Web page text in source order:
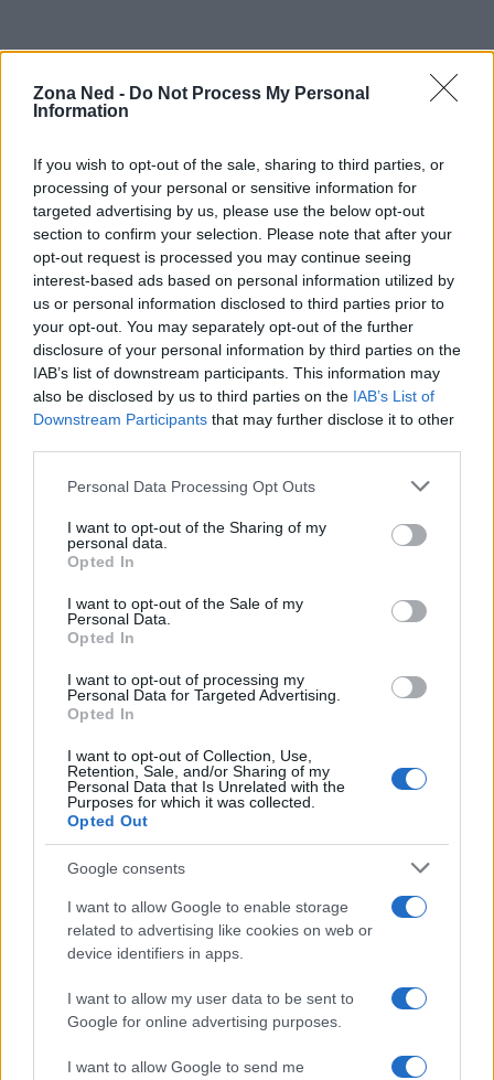
Zona Ned - Do Not Process My Personal
Information
If you wish to opt-out of the sale, sharing to third parties, or
processing of your personal or sensitive information for
targeted advertising by us, please use the below opt-out
section to confirm your selection. Please note that after your
opt-out request is processed you may continue seeing
interest-based ads based on personal information utilized by
us or personal information disclosed to third parties prior to
your opt-out. You may separately opt-out of the further
disclosure of your personal information by third parties on the
IAB’s list of downstream participants. This information may
also be disclosed by us to third parties on the IAB’s List of
Downstream Participants that may further disclose it to other
Please note that this website/app uses one or more Google
not limited to your visit or usage behaviour. You may click to
grant or deny consent to Google and its third-party tags to
use your data for below specified purposes in below Google
consent section.
Personal Data Processing Opt Outs
I want to opt-out of the Sharing of my
personal data.
Opted In
I want to opt-out of the Sale of my
Personal Data.
Opted In
I want to opt-out of processing my
Personal Data for Targeted Advertising.
Opted In
I want to opt-out of Collection, Use,
Retention, Sale, and/or Sharing of my
Personal Data that Is Unrelated with the
Purposes for which it was collected.
Opted Out
Google consents
I want to allow Google to enable storage
related to advertising like cookies on web or
device identifiers in apps.
I want to allow my user data to be sent to
Google for online advertising purposes.
I want to allow Google to send me
Continua a leggere
SHOPPING NERD
Smartphone pieghevoli: come scegliere con criteri
tecnici solidi
Andrea Conforti · 6 Ago 2026
SHOPPING NERD
Autenticare Funko POP: checklist, codici e ologrammi
Andrea Conforti · 4 Ago 2026
SHOPPING NERD